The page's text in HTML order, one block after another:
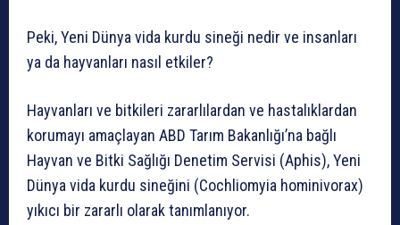
Peki, Yeni Dünya vida kurdu sineği nedir ve insanları
ya da hayvanları nasıl etkiler?
Hayvanları ve bitkileri zararlılardan ve hastalıklardan
korumayı amaçlayan ABD Tarım Bakanlığı’na bağlı
Hayvan ve Bitki Sağlığı Denetim Servisi (Aphis), Yeni
Dünya vida kurdu sineğini (Cochliomyia hominivorax)
yıkıcı bir zararlı olarak tanımlanıyor.